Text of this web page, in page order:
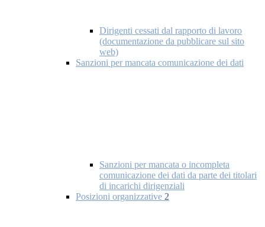
Dirigenti cessati dal rapporto di lavoro
(documentazione da pubblicare sul sito
web)
Sanzioni per mancata comunicazione dei dati
Sanzioni per mancata o incompleta
comunicazione dei dati da parte dei titolari
di incarichi dirigenziali
Posizioni organizzative 2